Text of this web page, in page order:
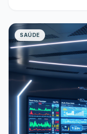
SAÚDE